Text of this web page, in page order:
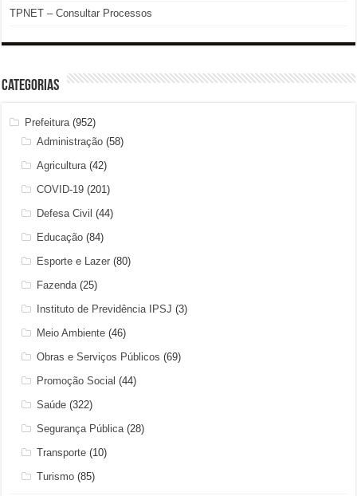
TPNET – Consultar Processos
Categorias
Prefeitura(952)
Administração (58)
Agricultura(42)
COVID-19 (201)
Defesa Civil (44)
Educação (84)
Esporte e Lazer (80)
Fazenda(25)
Instituto de Previdência IPSJ (3)
Meio Ambiente (46)
Obras e Serviços Públicos (69)
Promoção Social (44)
Saúde (322)
Segurança Pública(28)
Transporte (10)
Turismo (85)